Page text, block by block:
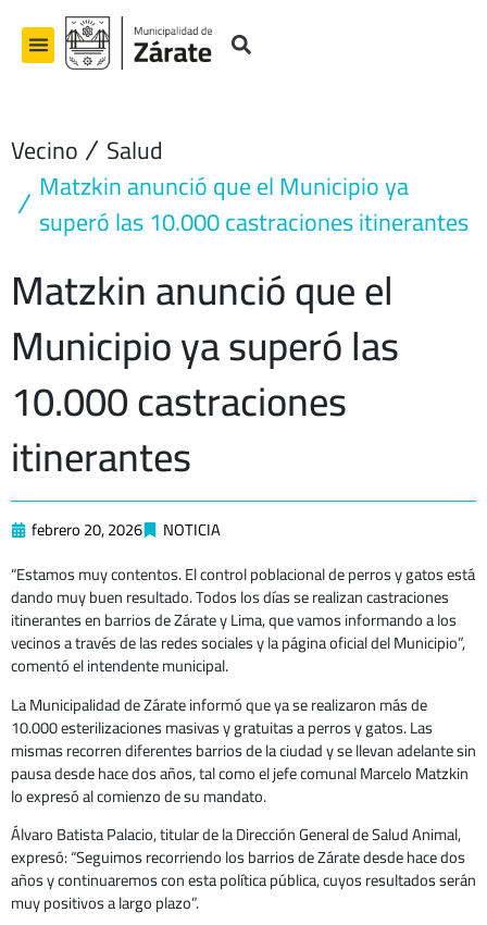
contenido
Vecino Salud
Matzkin anunció que el Municipio ya
superó las 10.000 castraciones itinerantes
Matzkin anunció que el
Municipio ya superó las
10.000 castraciones
itinerantes
febrero 20, 2026
NOTICIA
“Estamos muy contentos. El control poblacional de perros y gatos está
dando muy buen resultado. Todos los días se realizan castraciones
itinerantes en barrios de Zárate y Lima, que vamos informando a los
vecinos a través de las redes sociales y la página oficial del Municipio”,
comentó el intendente municipal.
La Municipalidad de Zárate informó que ya se realizaron más de
10.000 esterilizaciones masivas y gratuitas a perros y gatos. Las
mismas recorren diferentes barrios de la ciudad y se llevan adelante sin
pausa desde hace dos años, tal como el jefe comunal Marcelo Matzkin
lo expresó al comienzo de su mandato.
Álvaro Batista Palacio, titular de la Dirección General de Salud Animal,
expresó: “Seguimos recorriendo los barrios de Zárate desde hace dos
años y continuaremos con esta política pública, cuyos resultados serán
muy positivos a largo plazo”.